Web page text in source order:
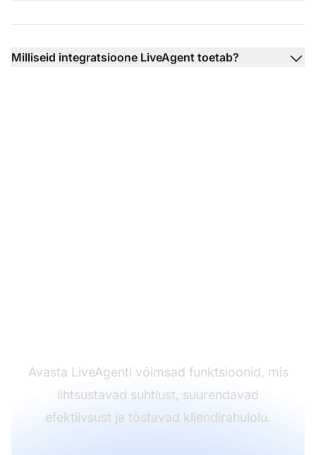
Milliseid integratsioone LiveAgent toetab?
Avasta LiveAgenti võimsad funktsioonid, mis
lihtsustavad suhtlust, suurendavad
efektiivsust ja tõstavad kliendirahulolu.